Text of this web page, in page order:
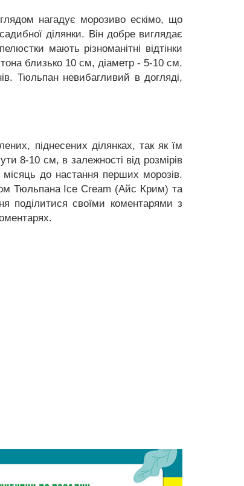
нагадує морозиво ескімо, що
ділянки. Він добре виглядає
мають різноманітні відтінки
близько 10 см, діаметр - 5-10 см.
Тюльпан невибагливий в догляді,
піднесених ділянках, так як їм
8-10 см, в залежності від розмірів
до настання перших морозів.
Тюльпана Ice Cream (Айс Крим) та
поділитися своїми коментарями з